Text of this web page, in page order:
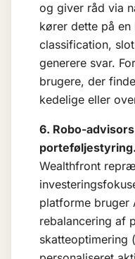
og giver råd via
kører dette på
classification,
generere svar.
brugere, der
kedelige eller
6. Robo-
porteføljestyring.
Wealthfront
platforme bruger
rebalancering af
skatteoptimering